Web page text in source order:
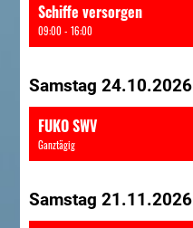
Schiffe versorgen
09:00 - 16:00
Samstag 24.10.2026
FUKO SWV
Ganztägig
Samstag 21.11.2026